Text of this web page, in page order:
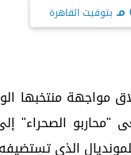
بتوقيت القاهرة
مواجهة
حيث يسعى "محاربو
الذي